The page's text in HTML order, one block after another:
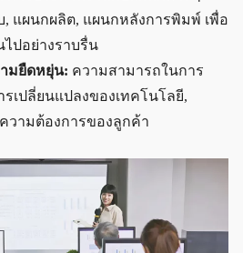
แผนกผลิต, แผนกหลังการพิมพ์ เพื่อ
ไปอย่างราบรื่น
มยืดหยุ่น: ความสามารถในการ
เปลี่ยนแปลงของเทคโนโลยี,
วามต้องการของลูกค้า